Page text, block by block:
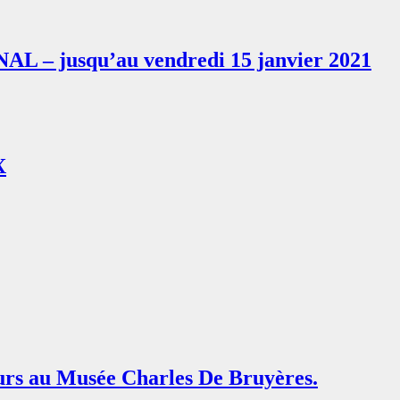
– jusqu’au vendredi 15 janvier 2021
au Musée Charles De Bruyères.